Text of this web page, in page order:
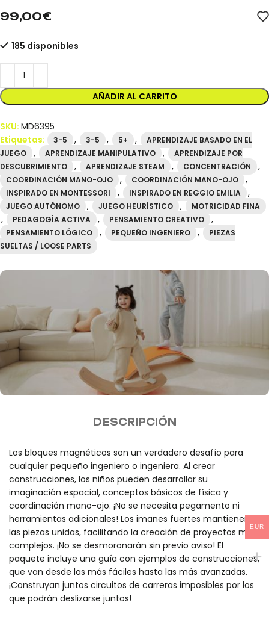
99,00€
185 disponibles
AÑADIR AL CARRITO
SKU: MD6395
Etiquetas:
3-5 , 3-5 , 5+ ,
APRENDIZAJE BASADO EN EL
JUEGO
, APRENDIZAJE MANIPULATIVO ,
APRENDIZAJE POR
DESCUBRIMIENTO
, APRENDIZAJE STEAM , CONCENTRACIÓN ,
COORDINACIÓN MANO-OJO , COORDINACIÓN MANO-OJO ,
INSPIRADO EN MONTESSORI , INSPIRADO EN REGGIO EMILIA ,
JUEGO AUTÓNOMO , JUEGO HEURÍSTICO , MOTRICIDAD FINA
, PEDAGOGÍA ACTIVA , PENSAMIENTO CREATIVO ,
PENSAMIENTO LÓGICO , PEQUEÑO INGENIERO ,
PIEZAS
SUELTAS / LOOSE PARTS
MIDEER
100€
DESCRIPCIÓN
Los bloques magnéticos son un verdadero desafío para
cualquier pequeño ingeniero o ingeniera. Al crear
construcciones, los niños pueden desarrollar su
imaginación espacial, conceptos básicos de física y
coordinación mano-ojo. ¡No se necesita pegamento ni
herramientas adicionales! Los imanes fuertes mantienen
las piezas unidas, facilitando la creación de proyectos más
complejos. ¡No se desmoronarán sin previo aviso! El
paquete incluye una guía con ejemplos de construcciones,
que van desde las más fáciles hasta las más avanzadas.
¡Construyan juntos circuitos de carreras imposibles por los
que podrán deslizarse juntos!
EUR